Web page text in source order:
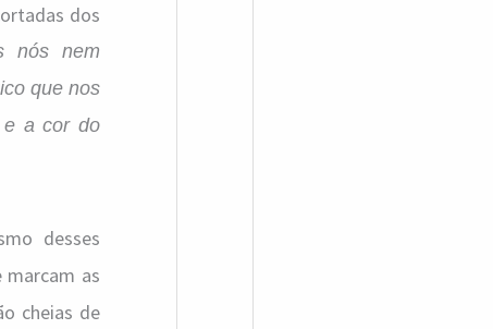
dos
nós nem
que nos
e a cor do
desses
marcam as
cheias de